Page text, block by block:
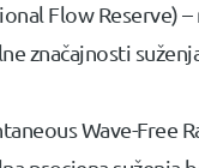
Flow Reserve)
značajnosti
Wave-Free